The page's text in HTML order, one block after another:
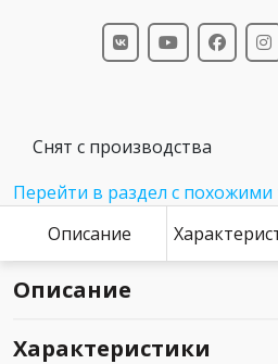
Снят с производства
Перейти в раздел с
Описание
Описание
Характеристики